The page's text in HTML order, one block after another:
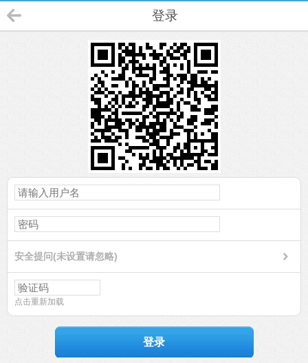
登录
安全提问(未设置请忽略)
点击重新加载
登录